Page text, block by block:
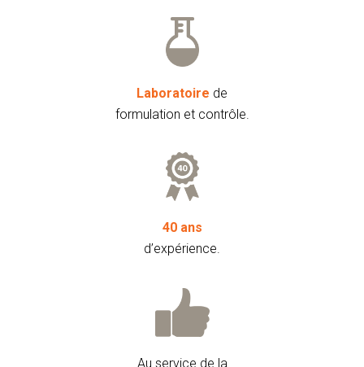
Laboratoire de
formulation et contrôle.
40 ans
d’expérience.
Au service de la